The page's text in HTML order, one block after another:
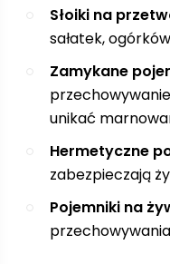
Słoiki na
sałatek,
Zamykane
unikać
Hermetyczne
zabezpieczają
Pojemniki na